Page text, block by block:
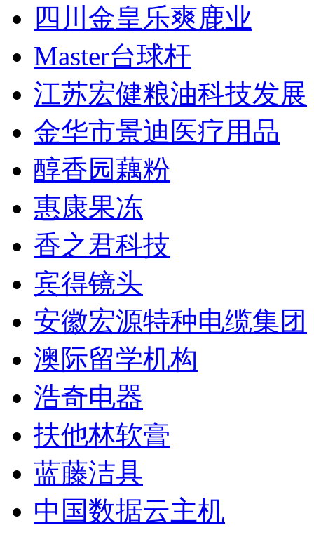
四川金皇乐爽鹿业
Master台球杆
江苏宏健粮油科技发展
金华市景迪医疗用品
醇香园藕粉
惠康果冻
香之君科技
宾得镜头
安徽宏源特种电缆集团
澳际留学机构
浩奇电器
扶他林软膏
蓝藤洁具
中国数据云主机